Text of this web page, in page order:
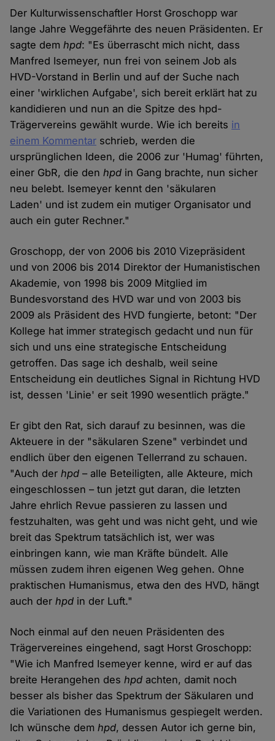
Der Kulturwissenschaftler Horst Groschopp war
lange Jahre Weggefährte des neuen Präsidenten. Er
sagte demhpd: "Es überrascht mich nicht, dass
Manfred Isemeyer, nun frei von seinem Job als
HVD-Vorstand in Berlin und auf der Suche nach
einer 'wirklichen Aufgabe', sich bereit erklärt hat zu
kandidieren und nun an die Spitze des hpd-
Trägervereins gewählt wurde. Wie ich bereits in
einem Kommentar schrieb, werden die
ursprünglichen Ideen, die 2006 zur 'Humag' führten,
einer GbR, die denhpd in Gang brachte, nun sicher
neu belebt. Isemeyer kennt den 'säkularen
Laden' und ist zudem ein mutiger Organisator und
auch ein guter Rechner."
Groschopp, der von 2006 bis 2010 Vizepräsident
und von 2006 bis 2014 Direktor der Humanistischen
Akademie, von 1998 bis 2009 Mitglied im
Bundesvorstand des HVD war und von 2003 bis
2009 als Präsident des HVD fungierte, betont: "Der
Kollege hat immer strategisch gedacht und nun für
sich und uns eine strategische Entscheidung
getroffen. Das sage ich deshalb, weil seine
Entscheidung ein deutliches Signal in Richtung HVD
ist, dessen 'Linie' er seit 1990 wesentlich prägte."
Er gibt den Rat, sich darauf zu besinnen, was die
Akteuere in der "säkularen Szene" verbindet und
endlich über den eigenen Tellerrand zu schauen.
"Auch derhpd – alle Beteiligten, alle Akteure, mich
eingeschlossen – tun jetzt gut daran, die letzten
Jahre ehrlich Revue passieren zu lassen und
festzuhalten, was geht und was nicht geht, und wie
breit das Spektrum tatsächlich ist, wer was
einbringen kann, wie man Kräfte bündelt. Alle
müssen zudem ihren eigenen Weg gehen. Ohne
praktischen Humanismus, etwa den des HVD, hängt
auch derhpd in der Luft."
Noch einmal auf den neuen Präsidenten des
Trägervereines eingehend, sagt Horst Groschopp:
"Wie ich Manfred Isemeyer kenne, wird er auf das
breite Herangehen deshpd achten, damit noch
besser als bisher das Spektrum der Säkularen und
die Variationen des Humanismus gespiegelt werden.
Ich wünsche demhpd, dessen Autor ich gerne bin,